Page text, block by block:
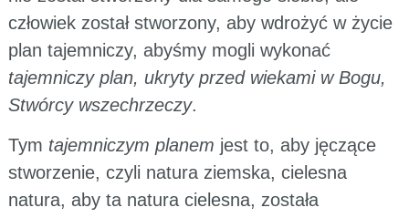
człowiek został stworzony, aby wdrożyć w życie
plan tajemniczy, abyśmy mogli wykonać
tajemniczy plan, ukryty przed wiekami w Bogu,
Stwórcy wszechrzeczy.
Tym tajemniczym planem jest to, aby jęczące
stworzenie, czyli natura ziemska, cielesna
natura, aby ta natura cielesna, została